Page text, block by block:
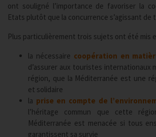
ont souligné l’importance de favoriser la
Etats plutôt que la concurrence s’agissant de
Plus particulièrement trois sujets ont été mis
la nécessaire coopération en
d’assurer aux touristes internationaux
région, que la Méditerranée est une
et solidaire
la prise en compte de
l’héritage commun que cette
Méditerranée est menacée si tous
garantissent sa survie